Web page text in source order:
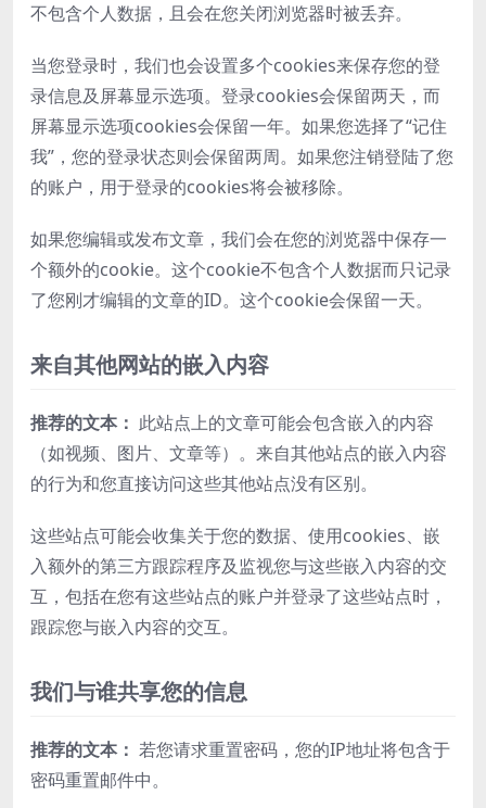
不包含个人数据，且会在您关闭浏览器时被丢弃。
当您登录时，我们也会设置多个cookies来保存您的登
录信息及屏幕显示选项。登录cookies会保留两天，而
屏幕显示选项cookies会保留一年。如果您选择了“记住
我”，您的登录状态则会保留两周。如果您注销登陆了您
的账户，用于登录的cookies将会被移除。
如果您编辑或发布文章，我们会在您的浏览器中保存一
个额外的cookie。这个cookie不包含个人数据而只记录
了您刚才编辑的文章的ID。这个cookie会保留一天。
来自其他网站的嵌入内容
推荐的文本： 此站点上的文章可能会包含嵌入的内容
（如视频、图片、文章等）。来自其他站点的嵌入内容
的行为和您直接访问这些其他站点没有区别。
这些站点可能会收集关于您的数据、使用cookies、嵌
入额外的第三方跟踪程序及监视您与这些嵌入内容的交
互，包括在您有这些站点的账户并登录了这些站点时，
跟踪您与嵌入内容的交互。
我们与谁共享您的信息
推荐的文本： 若您请求重置密码，您的IP地址将包含于
密码重置邮件中。